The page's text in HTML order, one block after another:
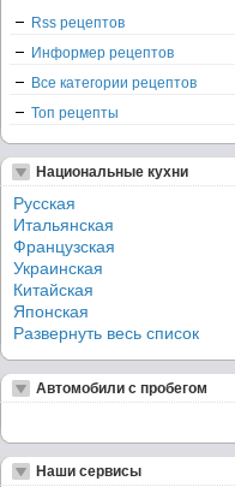
Rss рецептов
Информер рецептов
Все категории рецептов
Топ рецепты
Национальные кухни
Русская
Итальянская
Французская
Украинская
Китайская
Японская
Развернуть весь список
Автомобили с пробегом
Наши сервисы